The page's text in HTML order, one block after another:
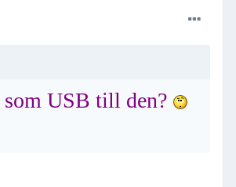
som USB till den?